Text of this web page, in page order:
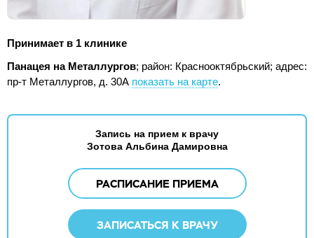
Принимает в 1 клинике
Панацея на Металлургов; район: Краснооктябрьский; адрес:
пр-т Металлургов, д. 30А показать на карте.
Запись на прием к врачу
Зотова Альбина Дамировна
РАСПИСАНИЕ ПРИЕМА
ЗАПИСАТЬСЯ К ВРАЧУ